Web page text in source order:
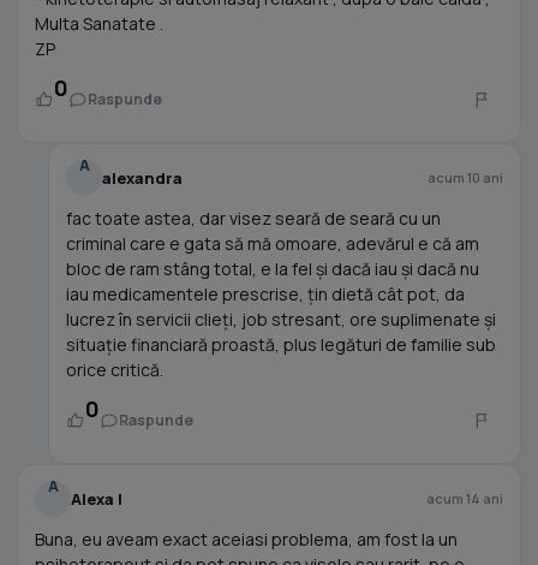
Multa Sanatate .
ZP
0 Raspunde
A
alexandra acum 10 ani
fac toate astea, dar visez seară de seară cu un
criminal care e gata să mă omoare, adevărul e că am
bloc de ram stâng total, e la fel și dacă iau și dacă nu
iau medicamentele prescrise, țin dietă cât pot, da
lucrez în servicii clieți, job stresant, ore suplimenate și
situație financiară proastă, plus legături de familie sub
orice critică.
0 Raspunde
A
Alexa I acum 14 ani
Buna, eu aveam exact aceiasi problema, am fost la un